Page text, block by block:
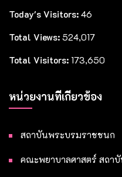
Today's Visitors: 46
Total Views: 524,017
Total Visitors: 173,650
หน่วยงานที่เกี่ยวข้อง
สถาบันพระบรมราชชนก
คณะพยาบาลศาสตร์ สถา